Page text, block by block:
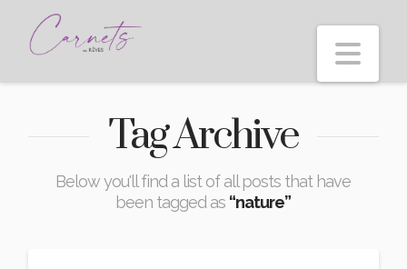
Tag Archive
Below you'll find a list of all posts that have
been tagged as “nature”